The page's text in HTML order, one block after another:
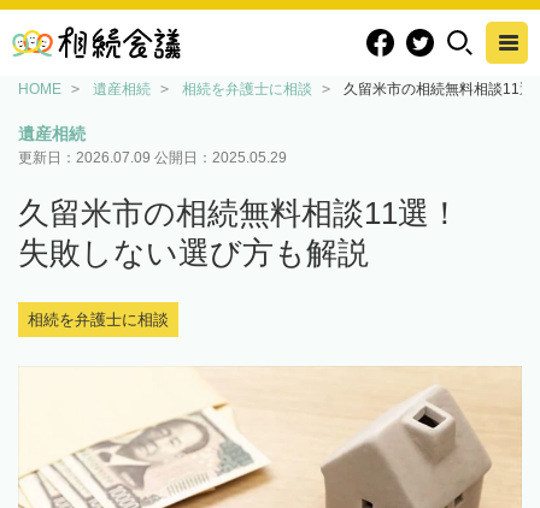
HOME 遺産相続 相続を弁護士に相談 久留米市の相続無料相談11
遺産相続
更新日： 2026.07.09 公開日： 2025.05.29
久留米市の相続無料相談11選！
失敗しない選び方も解説
相続を弁護士に相談